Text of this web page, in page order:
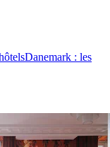
Danemark : les